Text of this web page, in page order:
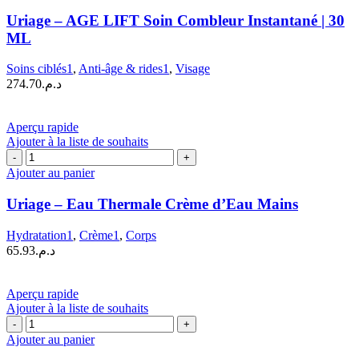
–
AGE
LIFT
Combleur
Instantané
ML
Uriage – AGE LIFT Soin Combleur Instantané | 30
ML
Soins ciblés1, Anti-âge & rides1, Visage
د.م.274.70
Aperçu rapide
Ajouter à la liste de souhaits
quantité
de
–
Eau
Thermale
Crème
d’Eau
Ajouter au panier
Uriage – Eau Thermale Crème d’Eau Mains
Hydratation1 , Crème1 , Corps
د.م.65.93
Aperçu rapide
Ajouter à la liste de souhaits
quantité
de
Ajouter au panier